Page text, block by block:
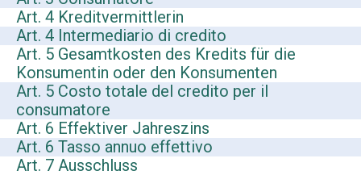
Art. 4 Kreditvermittlerin
Art. 4 Intermediario di credito
Art. 5 Gesamtkosten des Kredits für die
Konsumentin oder den Konsumenten
Art. 5 Costo totale del credito per il
consumatore
Art. 6 Effektiver Jahreszins
Art. 6 Tasso annuo effettivo
Art. 7 Ausschluss